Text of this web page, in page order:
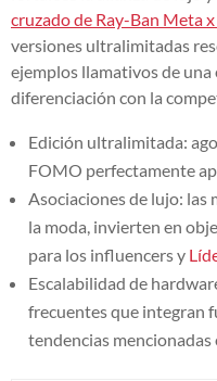
cruzado de Ray-Ban Meta
versiones ultralimitadas
ejemplos llamativos de una
diferenciación con la
Edición ultralimitada:
FOMO perfectamente
Asociaciones de lujo: las
la moda, invierten en
para los influencers y
Escalabilidad de
frecuentes que integran
tendencias mencionadas